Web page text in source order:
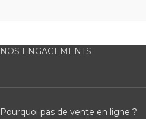
NOS ENGAGEMENTS
Pourquoi pas de vente en ligne ?